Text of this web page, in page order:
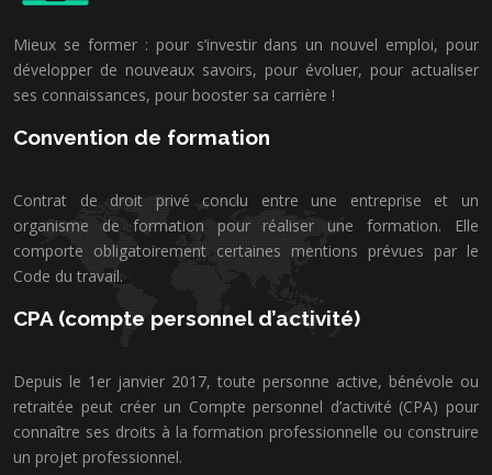
Mieux se former : pour s’investir dans un nouvel emploi, pour
développer de nouveaux savoirs, pour évoluer, pour actualiser
ses connaissances, pour booster sa carrière !
Convention de formation
Contrat de droit privé conclu entre une entreprise et un
organisme de formation pour réaliser une formation. Elle
comporte obligatoirement certaines mentions prévues par le
Code du travail.
CPA (compte personnel d’activité)
Depuis le 1er janvier 2017, toute personne active, bénévole ou
retraitée peut créer un Compte personnel d’activité (CPA) pour
connaître ses droits à la formation professionnelle ou construire
un projet professionnel.